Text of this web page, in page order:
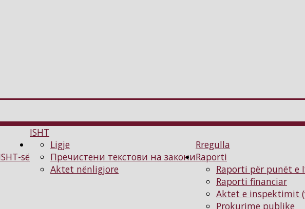
ISHT
së
Rregulla
Ligje
Пречистени текстови на закони
Aktet nënligjore
Raporti
Raporti për punët e
Raporti financiar
Aktet e inspektimit
Prokurime publike